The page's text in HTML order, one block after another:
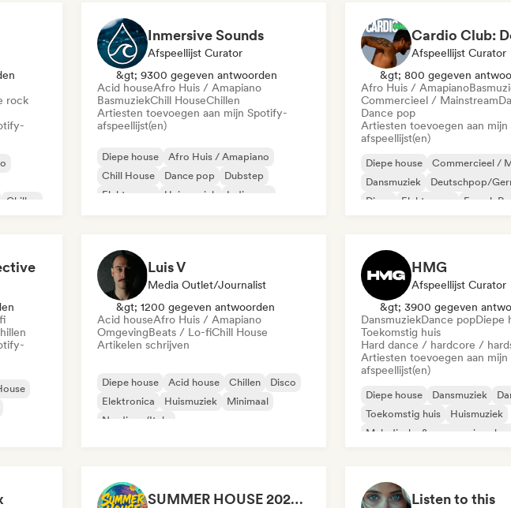
rock
Chillen
Inmersive Sounds
Afspeellijst Curator
&gt; 9300 gegeven antwoorden
Acid houseAfro Huis / Amapiano
BasmuziekChill HouseChillen
Artiesten toevoegen aan mijn Spotify-
afspeellijst(en)
Diepe house
Afro Huis / Amapiano
Chill House
Dance pop
Dubstep
Elektropop
Huismuziek Indie pop
Afspeellijst Curator
&gt; 800 gegeven
Afro Huis / Amapiano
Commercieel / Mainstream
Dance pop
Artiesten toevoegen aan
afspeellijst(en)
Diepe house
Commercieel /
Dansmuziek
Deutschpop/
Disco
Elektropop
French Pop
Luis V
Media Outlet/Journalist
&gt; 1200 gegeven antwoorden
Acid houseAfro Huis / Amapiano
OmgevingBeats / Lo-fiChill House
Artikelen schrijven
Diepe house Acid house Chillen
Disco
Elektronica
Huismuziek
Minimaal
Nu-disco/Italo
HMG
Afspeellijst Curator
&gt; 3900 gegeven
DansmuziekDance popDiepe
Toekomstig huis
Hard dance / hardcore /
Artiesten toevoegen aan
afspeellijst(en)
Diepe house Dansmuziek
Toekomstig huis
Huismuziek
Melodische & progressieve
SUMMER HOUSE 2026 🌴 10/10 HOUSE BANGERS Listen to this